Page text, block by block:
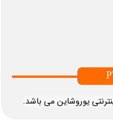
یوروشاین می باشد.